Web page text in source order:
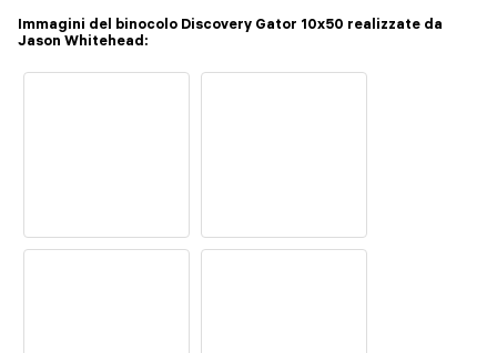
Immagini del binocolo Discovery Gator 10x50 realizzate da
Jason Whitehead: